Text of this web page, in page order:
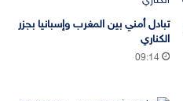
تبادل أمني بين المغرب وإسبانيا بجزر
الكناري
09:14